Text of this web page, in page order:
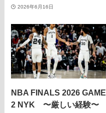
2026年6月16日
NBA FINALS 2026 GAME
2 NYK 〜厳しい経験〜